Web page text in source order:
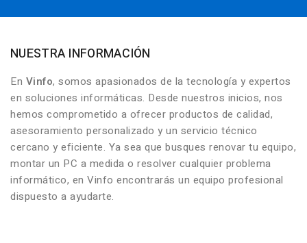
NUESTRA INFORMACIÓN
En Vinfo, somos apasionados de la tecnología y expertos
en soluciones informáticas. Desde nuestros inicios, nos
hemos comprometido a ofrecer productos de calidad,
asesoramiento personalizado y un servicio técnico
cercano y eficiente. Ya sea que busques renovar tu equipo,
montar un PC a medida o resolver cualquier problema
informático, en Vinfo encontrarás un equipo profesional
dispuesto a ayudarte.